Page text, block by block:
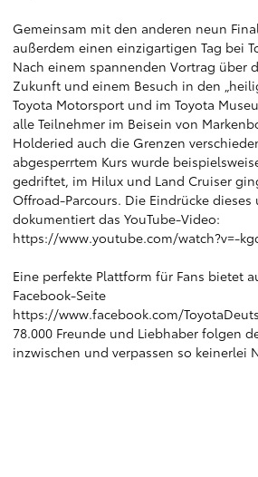
Gemeinsam mit den anderen neun
außerdem einen einzigartigen Tag bei
Nach einem spannenden Vortrag über
Zukunft und einem Besuch in den
Toyota Motorsport und im Toyota
alle Teilnehmer im Beisein von
Holderied auch die Grenzen
abgesperrtem Kurs wurde
gedriftet, im Hilux und Land Cruiser
Offroad-Parcours. Die Eindrücke dieses
dokumentiert das YouTube-Video:
https://www.youtube.com/watch?v=-
Eine perfekte Plattform für Fans bietet
Facebook-Seite
https://www.facebook.com/
78.000 Freunde und Liebhaber folgen
inzwischen und verpassen so keinerlei